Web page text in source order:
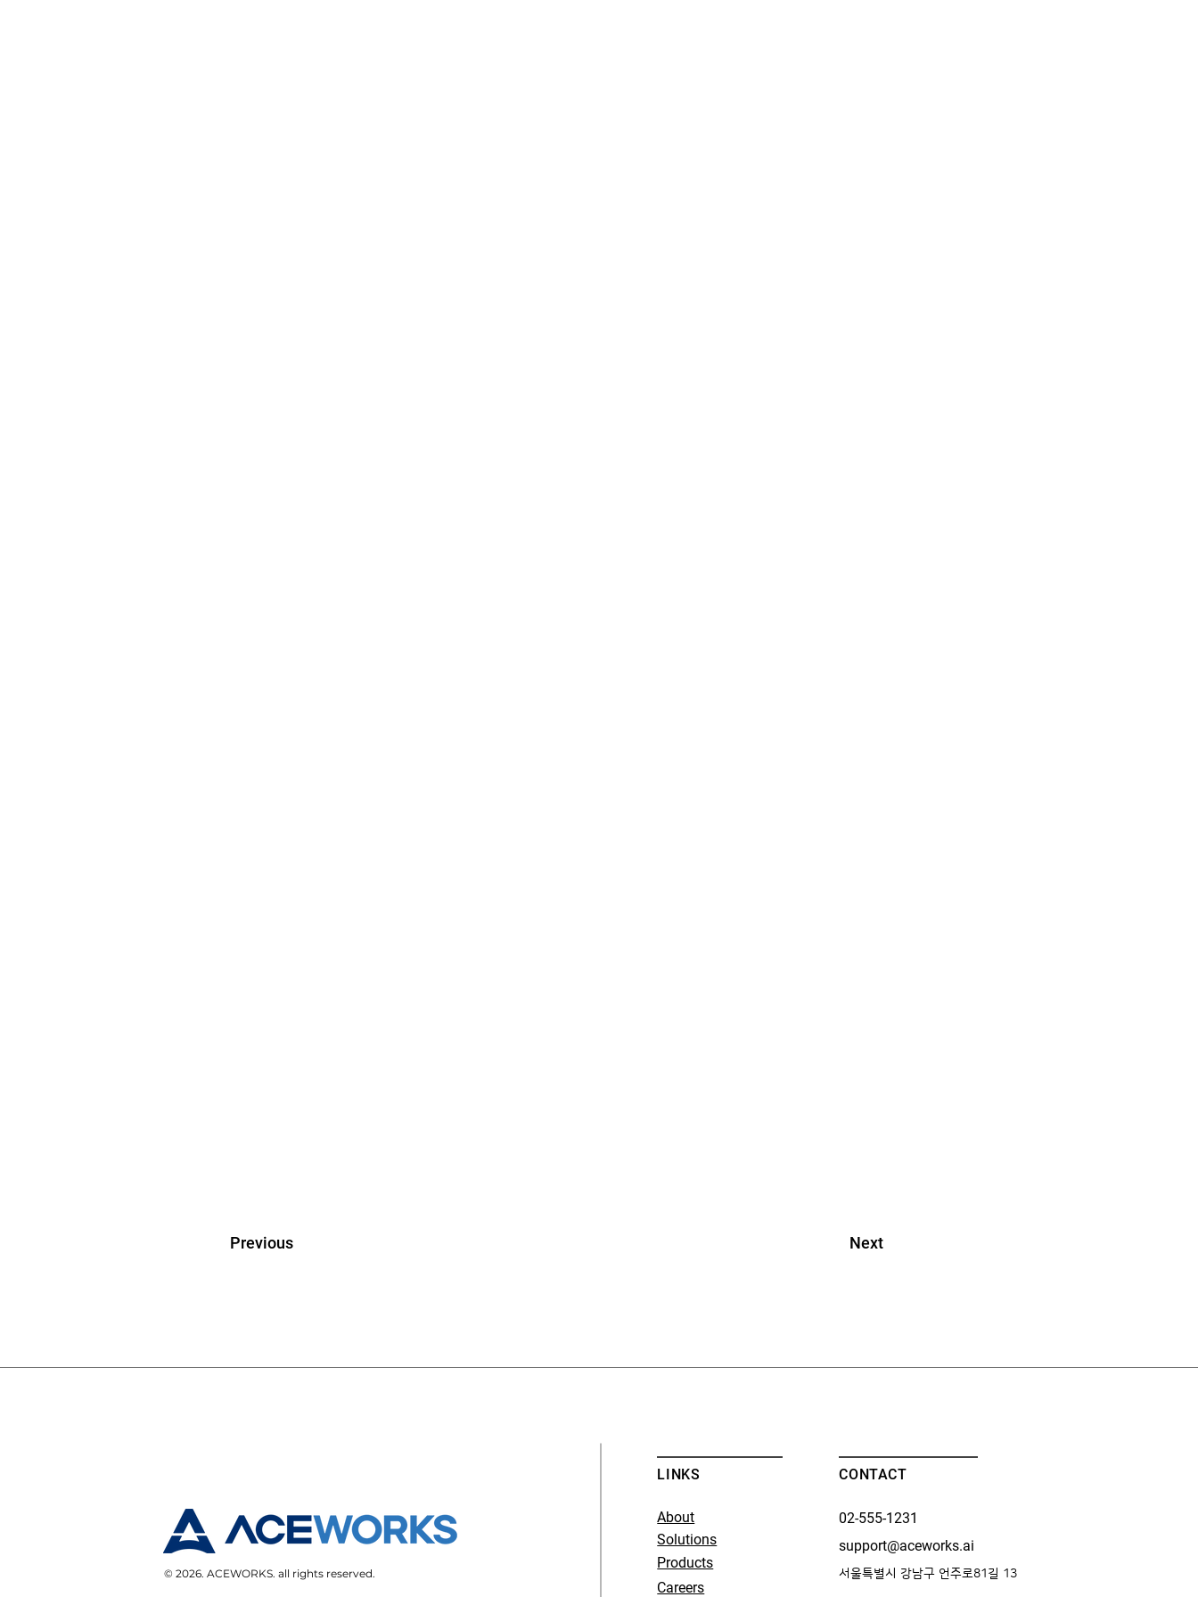
Previous Next
© 2026. ACEWORKS. all rights reserved.
LINKS
About
Solutions
Products
Careers
CONTACT
02-555-1231
support@aceworks.ai
서울특별시 강남구 언주로81길 13